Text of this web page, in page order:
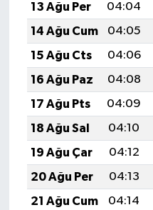
13 Ağu Per
04:04
14 Ağu Cum
04:05
15 Ağu Cts
04:06
16 Ağu Paz
04:08
17 Ağu Pts
04:09
18 Ağu Sal
04:10
19 Ağu Çar
04:12
20 Ağu Per
04:13
21 Ağu Cum
04:14